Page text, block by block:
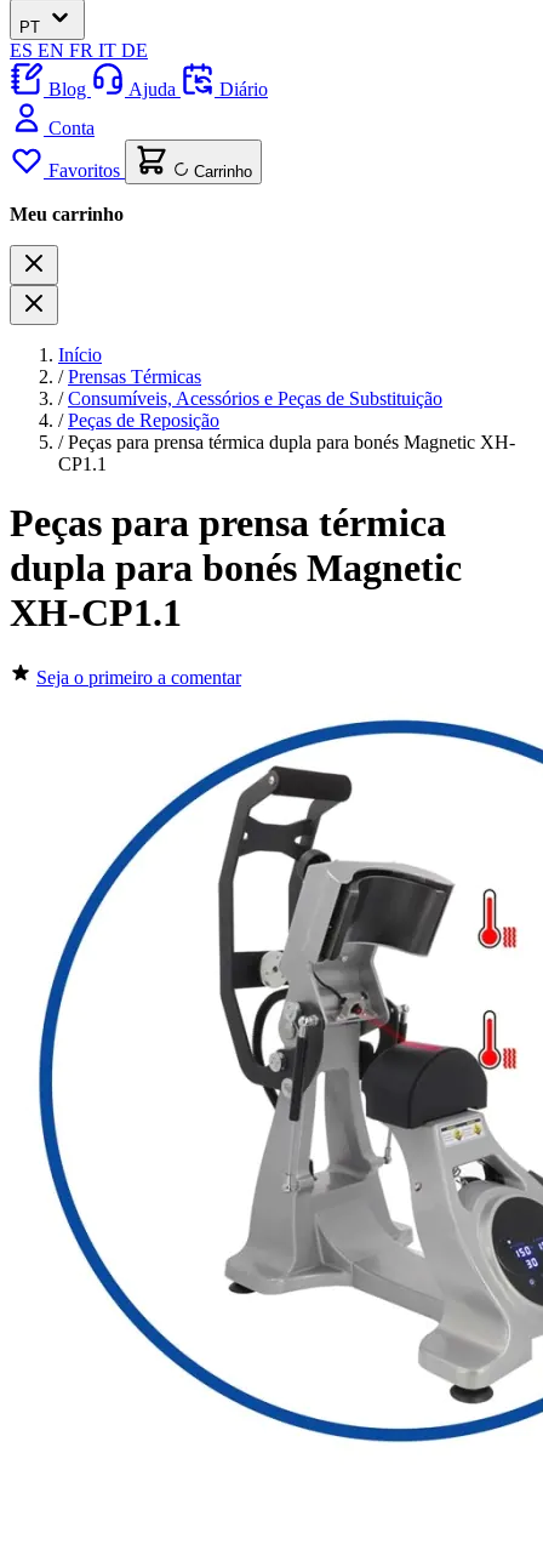
PT
ES EN FR IT DE
Blog
Ajuda
Diário
Conta
Favoritos Carrinho
Meu carrinho
Início
/ Prensas Térmicas
/ Consumíveis, Acessórios e Peças de Substituição
/ Peças de Reposição
/ Peças para prensa térmica dupla para bonés Magnetic XH-
CP1.1
Peças para prensa térmica
dupla para bonés Magnetic
XH-CP1.1
Seja o primeiro a comentar